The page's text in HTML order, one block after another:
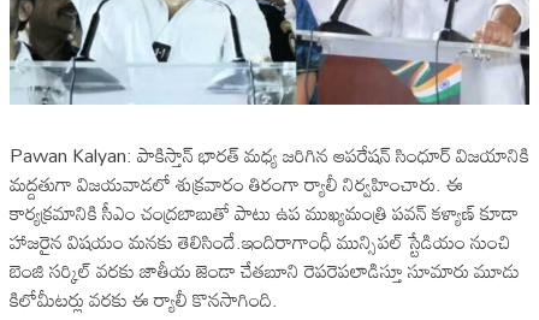
Pawan Kalyan: పాకిస్తాన్ భారత్ మధ్య జరిగిన ఆపరేషన్ సింధూర్ విజయానికి
మద్దతుగా విజయవాడలో శుక్రవారం తిరంగా ర్యాలీ నిర్వహించారు. ఈ
కార్యక్రమానికి సీఎం చంద్రబాబుతో పాటు ఉప ముఖ్యమంత్రి పవన్ కళ్యాణ్ కూడా
హాజరైన విషయం మనకు తెలిసిందే.ఇందిరాగాంధీ మున్సిపల్ స్టేడియం నుంచి
బెంజి సర్కిల్ వరకు జాతీయ జెండా చేతబూని రెపరెపలాడిస్తూ సూమారు మూడు
కిలోమీటర్లు వరకు ఈ ర్యాలీ కొనసాగింది.